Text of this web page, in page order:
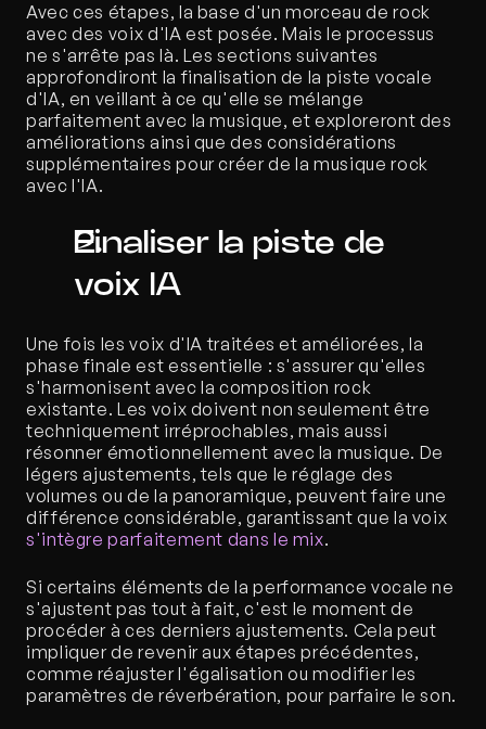
Avec ces étapes, la base d'un morceau de rock
avec des voix d'IA est posée. Mais le processus
ne s'arrête pas là. Les sections suivantes
approfondiront la finalisation de la piste vocale
d'IA, en veillant à ce qu'elle se mélange
parfaitement avec la musique, et exploreront des
améliorations ainsi que des considérations
supplémentaires pour créer de la musique rock
avec l'IA.
Finaliser la piste de
voix IA
Une fois les voix d'IA traitées et améliorées, la
phase finale est essentielle : s'assurer qu'elles
s'harmonisent avec la composition rock
existante. Les voix doivent non seulement être
techniquement irréprochables, mais aussi
résonner émotionnellement avec la musique. De
légers ajustements, tels que le réglage des
volumes ou de la panoramique, peuvent faire une
s'intègre parfaitement dans le mix.
Si certains éléments de la performance vocale ne
s'ajustent pas tout à fait, c'est le moment de
procéder à ces derniers ajustements. Cela peut
impliquer de revenir aux étapes précédentes,
comme réajuster l'égalisation ou modifier les
paramètres de réverbération, pour parfaire le son.